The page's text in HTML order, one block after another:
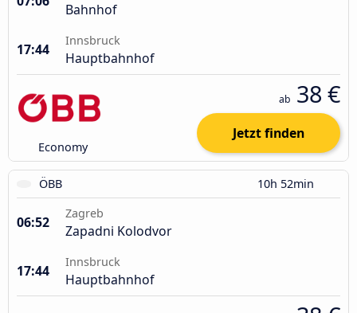
Bahnhof
17:44
Innsbruck
Hauptbahnhof
Economy
ab 38 €
Jetzt finden
ÖBB 10h 52min
06:52
Zagreb
Zapadni Kolodvor
17:44
Innsbruck
Hauptbahnhof